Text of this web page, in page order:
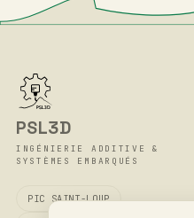
PSL3D
INGÉNIERIE ADDITIVE &
SYSTÈMES EMBARQUÉS
PIC SAINT-LOUP